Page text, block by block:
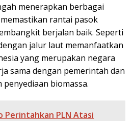
menerapkan berbagai
rantai pasok
berjalan baik. Seperti
jalur laut memanfaatkan
yang merupakan negara
sama dengan pemerintah dan
biomassa.
Perintahkan PLN Atasi